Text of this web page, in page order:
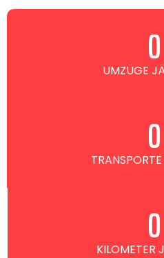
UMZÜGE0
0
KILOMETER
0